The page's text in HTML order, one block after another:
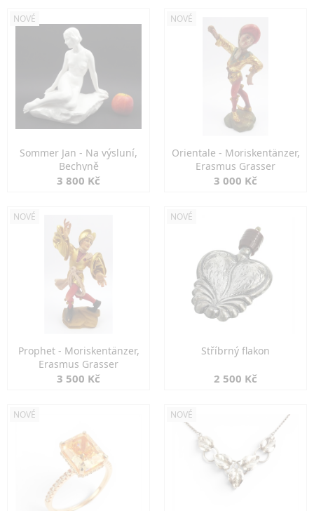
NOVÉ
Sommer Jan - Na výsluní,
Bechyně
3 800 Kč
NOVÉ
Orientale - Moriskentänzer,
Erasmus Grasser
3 000 Kč
NOVÉ
Prophet - Moriskentänzer,
Erasmus Grasser
3 500 Kč
NOVÉ
Stříbrný flakon
2 500 Kč
NOVÉ NOVÉ